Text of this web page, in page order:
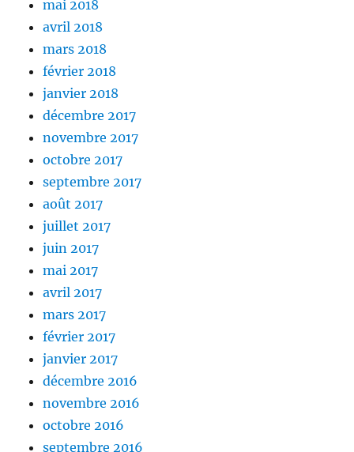
mai 2018
avril 2018
mars 2018
février 2018
janvier 2018
décembre 2017
novembre 2017
octobre 2017
septembre 2017
août 2017
juillet 2017
juin 2017
mai 2017
avril 2017
mars 2017
février 2017
janvier 2017
décembre 2016
novembre 2016
octobre 2016
septembre 2016